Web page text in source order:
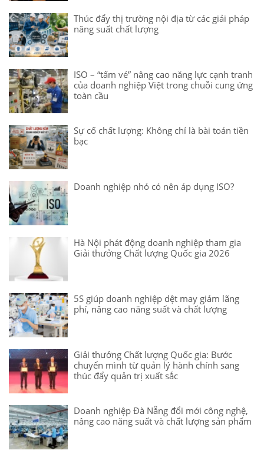
Thúc đẩy thị trường nội địa từ các giải pháp
năng suất chất lượng
ISO – “tấm vé” nâng cao năng lực cạnh tranh
của doanh nghiệp Việt trong chuỗi cung ứng
toàn cầu
Sự cố chất lượng: Không chỉ là bài toán tiền
bạc
Doanh nghiệp nhỏ có nên áp dụng ISO?
Hà Nội phát động doanh nghiệp tham gia
Giải thưởng Chất lượng Quốc gia 2026
5S giúp doanh nghiệp dệt may giảm lãng
phí, nâng cao năng suất và chất lượng
Giải thưởng Chất lượng Quốc gia: Bước
chuyển mình từ quản lý hành chính sang
thúc đẩy quản trị xuất sắc
Doanh nghiệp Đà Nẵng đổi mới công nghệ,
nâng cao năng suất và chất lượng sản phẩm